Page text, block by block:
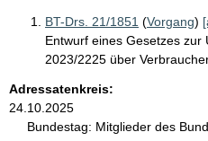
BT-Drs. 21/1851 (Vorgang)
Entwurf eines Gesetzes zur
2023/2225 über
Adressatenkreis:
24.10.2025
Bundestag: Mitglieder des